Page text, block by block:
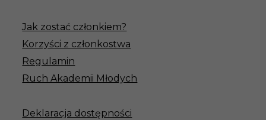
Jak zostać członkiem?
Korzyści z członkostwa
Regulamin
Ruch Akademii Młodych
Deklaracja dostępności